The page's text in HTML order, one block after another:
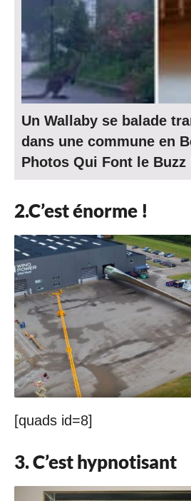
Un Wallaby se balade
dans une commune en
Photos Qui Font le Buzz
2.C’est énorme !
[quads id=8]
3. C’est hypnotisant